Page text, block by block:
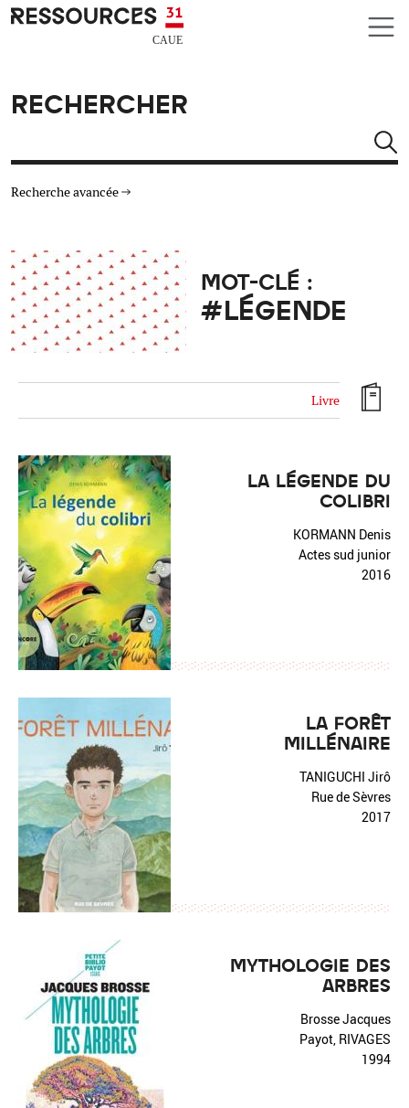
Aller au contenu principal
CAUE RESSOURCES 31
RECHERCHER
Recherche avancée
TYPE DE RESSOURCES
MATÉRIAUX
Réinitialiser Fermer la recherche avancée
MOT-CLÉ :
#LÉGENDE
Livre
LA LÉGENDE DU
COLIBRI
KORMANN Denis
Actes sud junior
2016
LA FORÊT
MILLÉNAIRE
TANIGUCHI Jirô
Rue de Sèvres
2017
MYTHOLOGIE DES
ARBRES
Brosse Jacques
Payot, RIVAGES
1994